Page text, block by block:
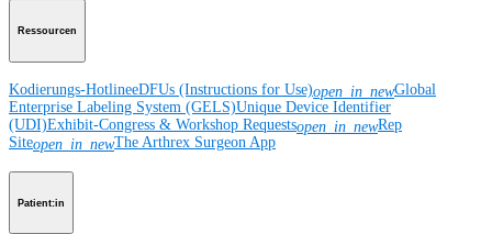
Ressourcen
Kodierungs-HotlineeDFUs (Instructions for Use)open_in_newGlobal
Enterprise Labeling System (GELS)Unique Device Identifier
(UDI)Exhibit-Congress & Workshop Requestsopen_in_newRep
Siteopen_in_newThe Arthrex Surgeon App
Patient:in